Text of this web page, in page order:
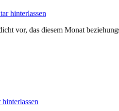
hinterlassen
vor, das diesem Monat